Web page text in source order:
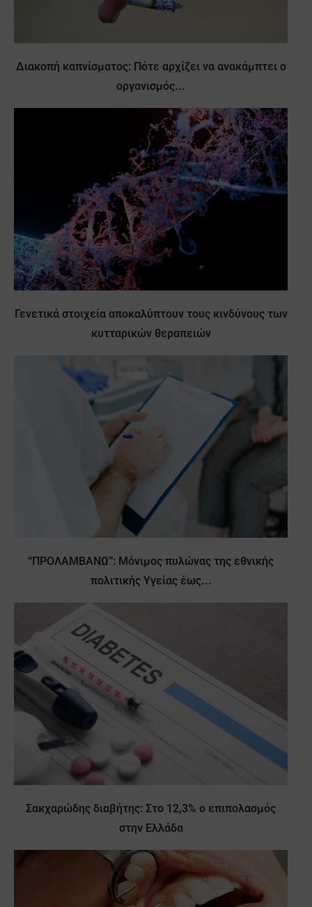
Διακοπή καπνίσματος: Πότε αρχίζει να ανακάμπτει ο
οργανισμός...
Γενετικά στοιχεία αποκαλύπτουν τους κινδύνους των
κυτταρικών θεραπειών
“ΠΡΟΛΑΜΒΑΝΩ”: Μόνιμος πυλώνας της εθνικής
πολιτικής Υγείας έως...
Σακχαρώδης διαβήτης: Στο 12,3% ο επιπολασμός
στην Ελλάδα